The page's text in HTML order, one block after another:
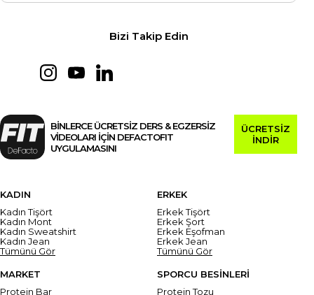
Bizi Takip Edin
BİNLERCE ÜCRETSİZ DERS & EGZERSİZ
VİDEOLARI İÇİN DEFACTOFIT
UYGULAMASINI
ÜCRETSİZ
İNDİR
KADIN
Kadın Tişört
Kadın Mont
Kadın Sweatshirt
Kadın Jean
Tümünü Gör
ERKEK
Erkek Tişört
Erkek Şort
Erkek Eşofman
Erkek Jean
Tümünü Gör
MARKET
Protein Bar
SPORCU BESİNLERİ
Protein Tozu